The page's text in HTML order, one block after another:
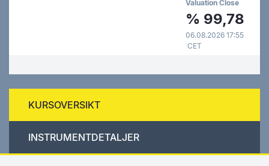
Valuation Close
% 99,78
06.08.2026 17:55
CET
KURSOVERSIKT
INSTRUMENTDETALJER